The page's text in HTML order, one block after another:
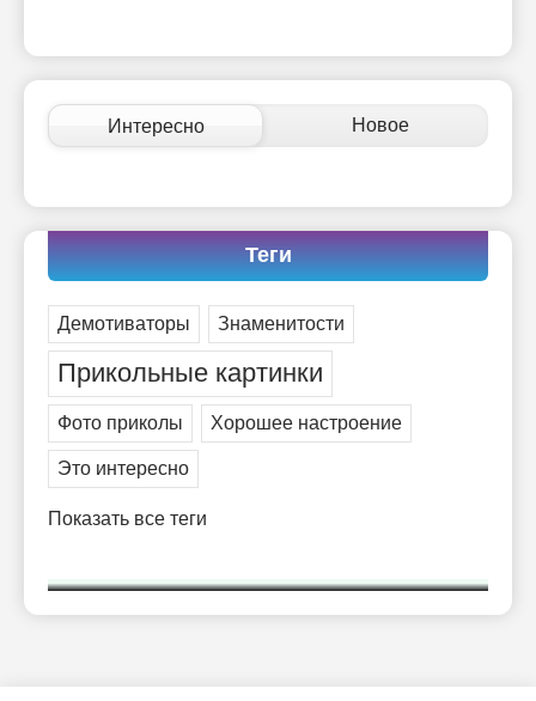
Интересно Новое
Теги
Демотиваторы Знаменитости
Прикольные картинки
Фото приколы
Хорошее настроение
Это интересно
Показать все теги